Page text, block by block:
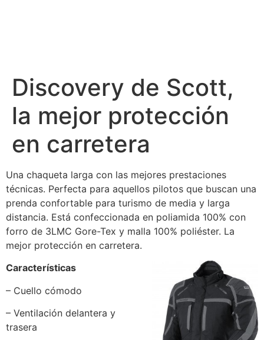
Discovery de Scott,
la mejor protección
en carretera
Una chaqueta larga con las mejores prestaciones
técnicas. Perfecta para aquellos pilotos que buscan una
prenda confortable para turismo de media y larga
distancia. Está confeccionada en poliamida 100% con
forro de 3LMC Gore-Tex y malla 100% poliéster. La
mejor protección en carretera.
Características
– Cuello cómodo
– Ventilación delantera y
trasera